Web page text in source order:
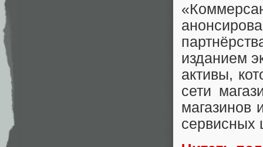
«
изданием
активы,
сети
магазинов
сервисных